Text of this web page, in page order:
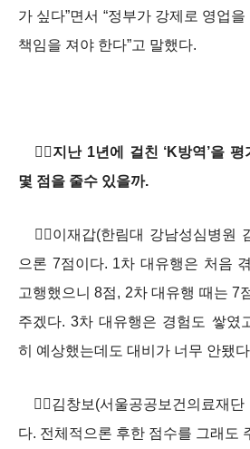
가 싶다”면서 “정부가 강제로 영업
책임을 져야 한다”고 말했다.
지난 1년에 걸친 ‘K방역’을 평
몇 점을 줄수 있을까.
이재갑(한림대 강남성심병원
으론 7점이다. 1차 대유행은 처음
고행했으니 8점, 2차 대유행 때는 7
주겠다. 3차 대유행은 경험도 쌓였
히 예상했는데도 대비가 너무 안됐
김창보(서울공공보건의료재단
다. 전체적으론 후한 점수를 그래도